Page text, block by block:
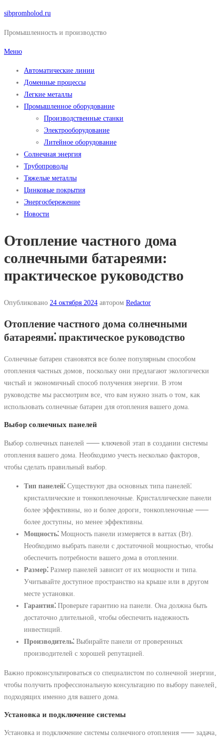
Перейти
содержимому
sibpromholod.ru
Промышленность и производство
Меню
Автоматические линии
Доменные процессы
Легкие металлы
Промышленное оборудование
Производственные станки
Электрооборудование
Литейное оборудование
Солнечная энергия
Трубопроводы
Тяжелые металлы
Цинковые покрытия
Энергосбережение
Новости
Отопление частного дома
солнечными батареями:
практическое руководство
Опубликовано 24 октября 2024 автором Redactor
Отопление частного дома солнечными
батареями⁚ практическое руководство
Солнечные батареи становятся все более популярным способом
отопления частных домов‚ поскольку они предлагают экологически
чистый и экономичный способ получения энергии. В этом
руководстве мы рассмотрим все‚ что вам нужно знать о том‚ как
использовать солнечные батареи для отопления вашего дома.
Выбор солнечных панелей
Выбор солнечных панелей ⸺ ключевой этап в создании системы
отопления вашего дома. Необходимо учесть несколько факторов‚
чтобы сделать правильный выбор.
Тип панелей⁚ Существуют два основных типа панелей⁚
кристаллические и тонкопленочные. Кристаллические панели
более эффективны‚ но и более дороги‚ тонкопленочные ⸺
более доступны‚ но менее эффективны.
Мощность⁚ Мощность панели измеряется в ваттах (Вт).
Необходимо выбрать панели с достаточной мощностью‚ чтобы
обеспечить потребности вашего дома в отоплении.
Размер⁚ Размер панелей зависит от их мощности и типа.
Учитывайте доступное пространство на крыше или в другом
месте установки.
Гарантия⁚ Проверьте гарантию на панели. Она должна быть
достаточно длительной‚ чтобы обеспечить надежность
инвестиций.
Производитель⁚ Выбирайте панели от проверенных
производителей с хорошей репутацией.
Важно проконсультироваться со специалистом по солнечной энергии‚
чтобы получить профессиональную консультацию по выбору панелей‚
подходящих именно для вашего дома.
Установка и подключение системы
Установка и подключение системы солнечного отопления ⸺ задача‚